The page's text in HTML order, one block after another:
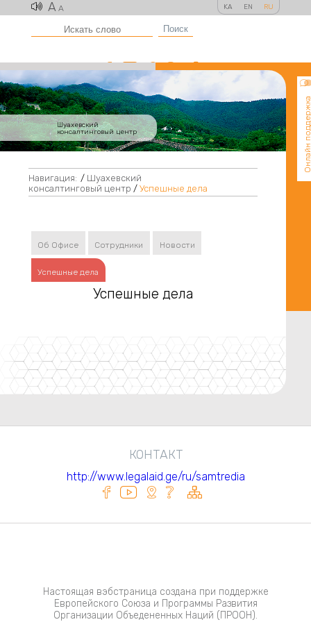
A A KA EN RU
Поиск
Шуахевский
консалтинговый центр
Онлайн
Навигация: / Шуахевский
консалтинговый центр / Успешные дела
Об Офисе Сотрудники Новости
Успешные дела
Успешные дела
КОНТАКТ
http://www.legalaid.ge/ru/samtredia
Настоящая вэбстраница создана при поддержке
Европейского Союза и Программы Развития
Организации Объедененных Наций (ПРООН).